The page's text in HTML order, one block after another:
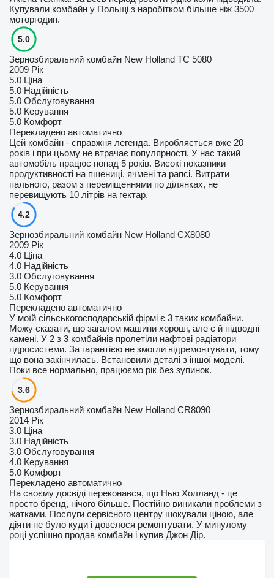
Купували комбайн у Польщі з наробітком більше ніж 3500
моторгодин.
5.0
Зернозбиральний комбайн New Holland ТС 5080
2009 Рік
5.0 Ціна
5.0 Надійність
5.0 Обслуговування
5.0 Керування
5.0 Комфорт
Перекладено автоматично
Цей комбайн - справжня легенда. Виробляється вже 20
років і при цьому не втрачає популярності. У нас такий
автомобіль працює понад 5 років. Високі показники
продуктивності на пшениці, ячмені та рапсі. Витрати
пального, разом з переміщеннями по ділянках, не
перевищують 10 літрів на гектар.
4.2
Зернозбиральний комбайн New Holland CX8080
2009 Рік
4.0 Ціна
4.0 Надійність
3.0 Обслуговування
5.0 Керування
5.0 Комфорт
Перекладено автоматично
У моїй сільськогосподарській фірмі є 3 таких комбайни.
Можу сказати, що загалом машини хороші, але є й підводні
камені. У 2 з 3 комбайнів пролетіли нафтові радіатори
гідросистеми. За гарантією не змогли відремонтувати, тому
що вона закінчилась. Встановили деталі з іншої моделі.
Поки все нормально, працюємо рік без зупинок.
3.6
Зернозбиральний комбайн New Holland CR8090
2014 Рік
3.0 Ціна
3.0 Надійність
3.0 Обслуговування
4.0 Керування
5.0 Комфорт
Перекладено автоматично
На своєму досвіді переконався, що Нью Холланд - це
просто бренд, нічого більше. Постійно виникали проблеми з
жатками. Послуги сервісного центру шокували ціною, але
діяти не було куди і довелося ремонтувати. У минулому
році успішно продав комбайн і купив Джон Дір.